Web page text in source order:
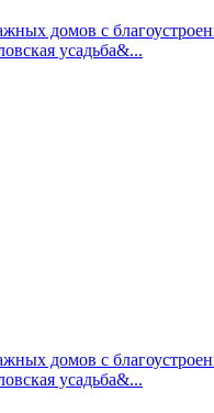
домов с
усадьба&...
домов с
усадьба&...